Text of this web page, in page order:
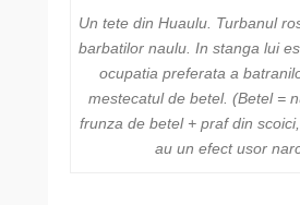
Un tete din Huaulu. Turbanul
barbatilor naulu. In stanga lui
ocupatia preferata a
mestecatul de betel. (Betel =
frunza de betel + praf din
au un efect usor